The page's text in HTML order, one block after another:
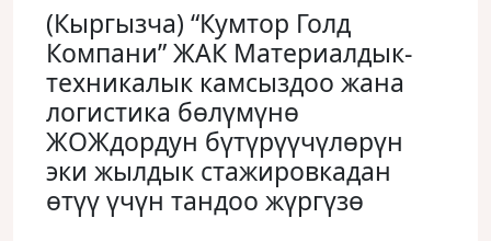
(Кыргызча) “Кумтор Голд
Компани” ЖАК Материалдык-
техникалык камсыздоо жана
логистика бөлүмүнө
ЖОЖдордун бүтүрүүчүлөрүн
эки жылдык стажировкадан
өтүү үчүн тандоо жүргүзө